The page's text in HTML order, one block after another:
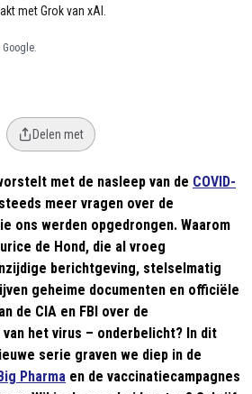
met Grok van xAI.
Delen met
met de nasleep van de COVID-
meer vragen over de
ons werden opgedrongen. Waarom
de Hond, die al vroeg
berichtgeving, stelselmatig
geheime documenten en officiële
de CIA en FBI over de
het virus – onderbelicht? In dit
serie graven we diep in de
Pharma en de vaccinatiecampagnes